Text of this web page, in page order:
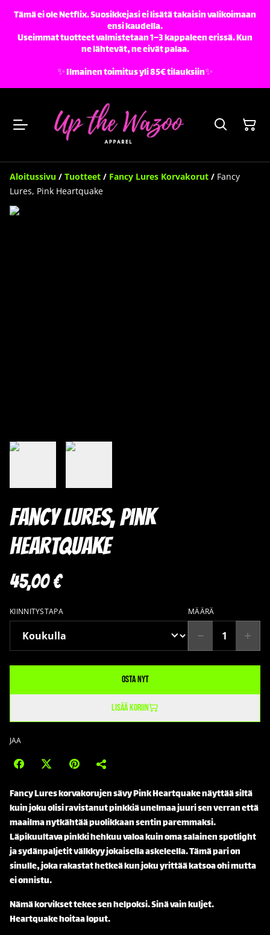
Tämä ei ole Netflix. Suosikkejasi ei lisätä takaisin valikoimaan
ensi kaudella.
Useimmat tuotteet valmistetaan 1–3 kappaleen erissä. Kun
ne lähtevät, ne eivät palaa.
✨️ Ilmainen toimitus yli 85€ tilauksiin✨️
Aloitussivu / Tuotteet / Fancy Lures Korvakorut / Fancy
Lures, Pink Heartquake
Fancy Lures, Pink
Heartquake
45,00 €
KIINNITYSTAPA MÄÄRÄ
Osta nyt
Lisää koriin
JAA
Fancy Lures korvakorujen sävy Pink Heartquake näyttää siltä
kuin joku olisi ravistanut pinkkiä unelmaa juuri sen verran että
maailma nytkähtää puolikkaan sentin paremmaksi.
Läpikuultava pinkki hehkuu valoa kuin oma salainen spotlight
ja sydänpaljetit välkkyy jokaisella askeleella. Tämä pari on
sinulle, joka rakastat hetkeä kun joku yrittää katsoa ohi mutta
ei onnistu.
Nämä korvikset tekee sen helpoksi. Sinä vain kuljet.
Heartquake hoitaa loput.